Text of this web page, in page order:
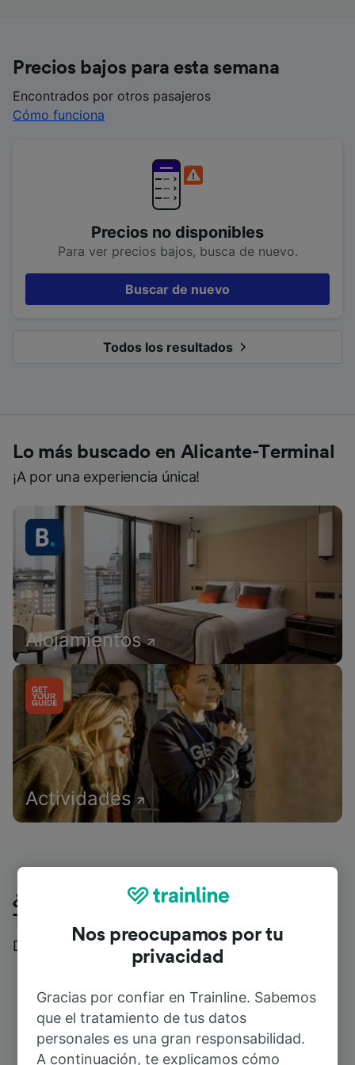
Precios bajos para esta semana
Encontrados por otros pasajeros
Cómo funciona
Precios no disponibles
Para ver precios bajos, busca de nuevo.
Buscar de nuevo
Todos los resultados
Lo más buscado en Alicante-Terminal
¡A por una experiencia única!
Alojamientos
Actividades
¿Qué piensan nuestros clientes de
Trainline?
Descubre reseñas reales de nuestros viajeros
Nos preocupamos por tu
privacidad
Gracias por confiar en Trainline. Sabemos
que el tratamiento de tus datos
personales es una gran responsabilidad.
A continuación, te explicamos cómo